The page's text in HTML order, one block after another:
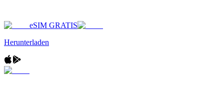
eSIM GRATIS
Herunterladen